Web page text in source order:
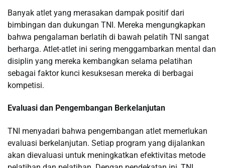
Banyak atlet yang merasakan dampak positif dari
bimbingan dan dukungan TNI. Mereka mengungkapkan
bahwa pengalaman berlatih di bawah pelatih TNI sangat
berharga. Atlet-atlet ini sering menggambarkan mental dan
disiplin yang mereka kembangkan selama pelatihan
sebagai faktor kunci kesuksesan mereka di berbagai
kompetisi.
Evaluasi dan Pengembangan Berkelanjutan
TNI menyadari bahwa pengembangan atlet memerlukan
evaluasi berkelanjutan. Setiap program yang dijalankan
akan dievaluasi untuk meningkatkan efektivitas metode